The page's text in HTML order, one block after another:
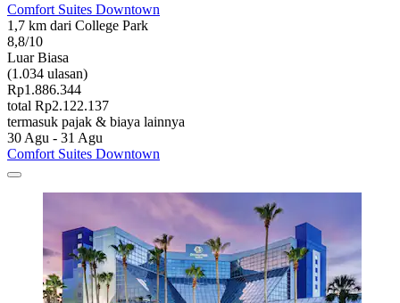
Comfort Suites Downtown
1,7 km dari College Park
8,8/10
Luar Biasa
(1.034 ulasan)
Rp1.886.344
total Rp2.122.137
termasuk pajak & biaya lainnya
30 Agu - 31 Agu
Comfort Suites Downtown